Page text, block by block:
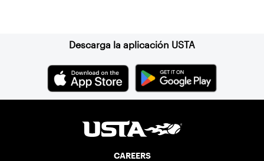
Descarga la aplicación USTA
CAREERS